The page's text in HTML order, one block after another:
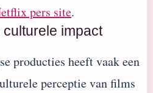
pers site.
impact
producties heeft vaak een
perceptie van films